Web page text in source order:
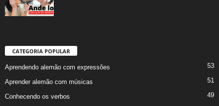
CATEGORIA POPULAR
Aprendendo alemão com expressões 53
Aprender alemão com músicas 51
Conhecendo os verbos 49